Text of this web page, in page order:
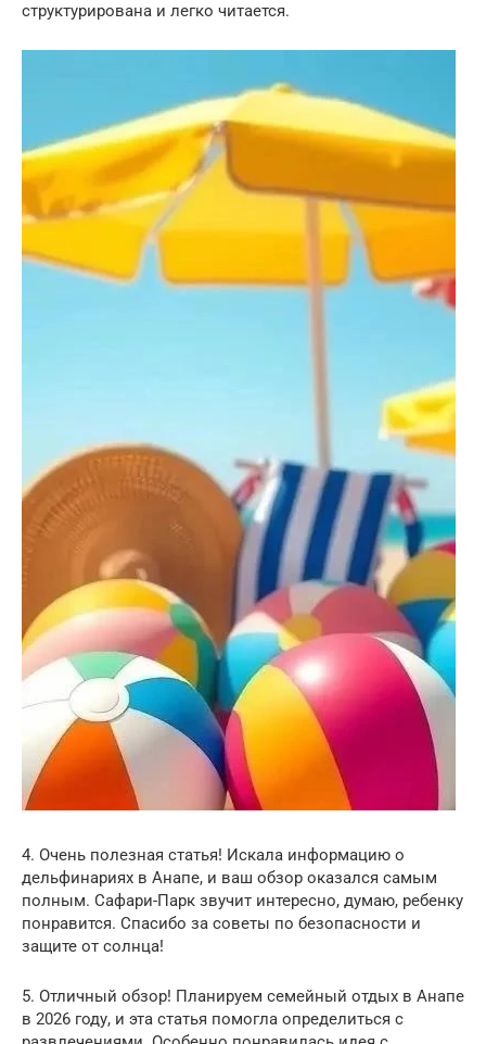
структурирована и легко читается.
4. Очень полезная статья! Искала информацию о
дельфинариях в Анапе, и ваш обзор оказался самым
полным. Сафари-Парк звучит интересно, думаю, ребенку
понравится. Спасибо за советы по безопасности и
защите от солнца!
5. Отличный обзор! Планируем семейный отдых в Анапе
в 2026 году, и эта статья помогла определиться с